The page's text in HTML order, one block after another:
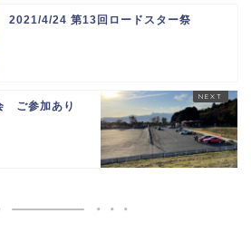
2021/4/24 第13回ロードスター祭
ご参加あり